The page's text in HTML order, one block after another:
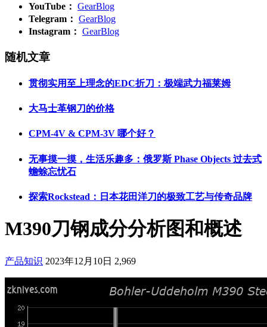
YouTube： GearBlog
Telegram： GearBlog
Instagram： GearBlog
随机文章
贯彻实用至上理念的EDC折刀：极端武力福莱姆
大马士革钢刀的价格
CPM-4V & CPM-3V 哪个好？
无事摸一摸，生活乐趣多：俄罗斯 Phase Objects 过去式
蟾蜍忘忧石
探索Rockstead：日本花田洋刀的极致工艺与传奇品牌
M390刀钢成分分析图和概述
产品知识 2023年12月10日 2,969